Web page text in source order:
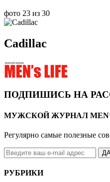
фото 23 из 30
Cadillac
ПОДПИШИСЬ НА
МУЖСКОЙ ЖУРНАЛ
Регулярно самые полезные
РУБРИКИ